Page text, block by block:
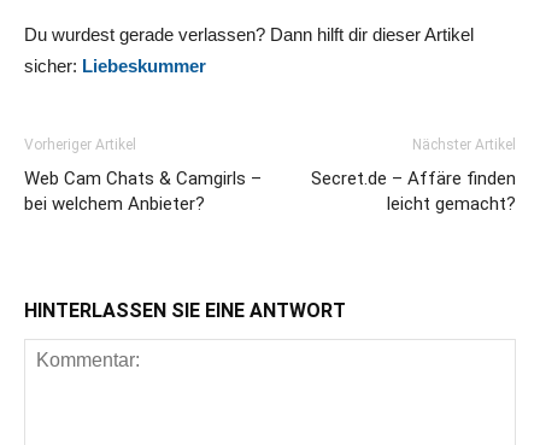
Du wurdest gerade verlassen? Dann hilft dir dieser Artikel
sicher: Liebeskummer
Vorheriger Artikel
Web Cam Chats & Camgirls –
bei welchem Anbieter?
Nächster Artikel
Secret.de – Affäre finden
leicht gemacht?
HINTERLASSEN SIE EINE ANTWORT